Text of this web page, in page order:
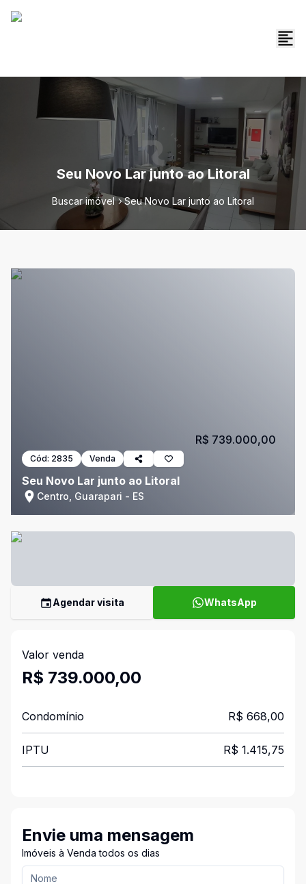
Seu Novo Lar junto ao Litoral
Buscar imóvel Seu Novo Lar junto ao Litoral
Cód: 2835 Venda
Seu Novo Lar junto ao Litoral
Centro, Guarapari - ES
R$ 739.000,00
Agendar visita WhatsApp
Valor venda
R$ 739.000,00
Condomínio R$ 668,00
IPTU R$ 1.415,75
Envie uma mensagem
Imóveis à Venda todos os dias